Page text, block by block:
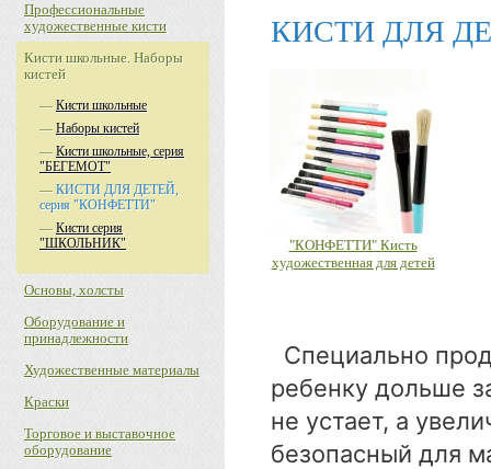
КИСТИ ДЛЯ
"КОНФЕТТИ" Кисть
художественная для детей
Специально
ребенку дольше
не устает, а
безопасный для
Профессиональные
художественные кисти
Кисти школьные. Наборы
кистей
—Кисти школьные
—Наборы кистей
—Кисти школьные, серия
"БЕГЕМОТ"
—КИСТИ ДЛЯ ДЕТЕЙ,
серия "КОНФЕТТИ"
—Кисти серия
"ШКОЛЬНИК"
Основы, холсты
Оборудование и
принадлежности
Художественные материалы
Краски
Торговое и выставочное
оборудование